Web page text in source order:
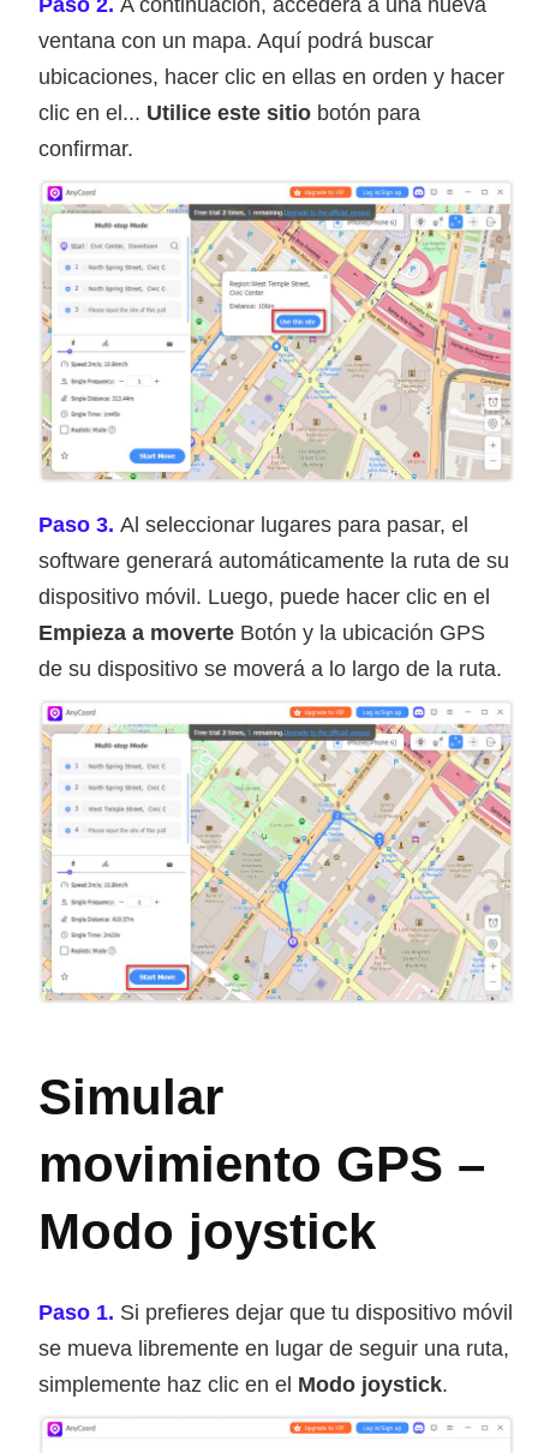
ventana con un mapa. Aquí podrá buscar
ubicaciones, hacer clic en ellas en orden y hacer
clic en el... Utilice este sitio botón para
confirmar.
Paso 3. Al seleccionar lugares para pasar, el
software generará automáticamente la ruta de su
dispositivo móvil. Luego, puede hacer clic en el
Empieza a moverte Botón y la ubicación GPS
de su dispositivo se moverá a lo largo de la ruta.
Simular
movimiento GPS –
Modo joystick
Paso 1. Si prefieres dejar que tu dispositivo móvil
se mueva libremente en lugar de seguir una ruta,
simplemente haz clic en el Modo joystick.